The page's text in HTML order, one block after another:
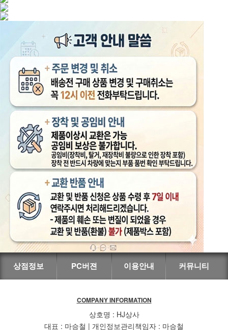
상점정보 PC버젼 이용안내 커뮤니티
COMPANY INFORMATION
상호명 : HJ상사
대표 : 마승철 | 개인정보관리책임자 : 마승철